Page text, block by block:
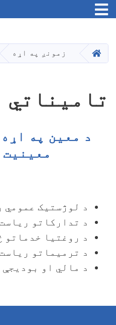
کور زمونږ په اړه
تامیناتي
د معین په اړه
د لوژستیک عمومي
د تدارکاتو ریاست
د روغتیا خدماتو
د ترمیماتو ریاست
د مالي او